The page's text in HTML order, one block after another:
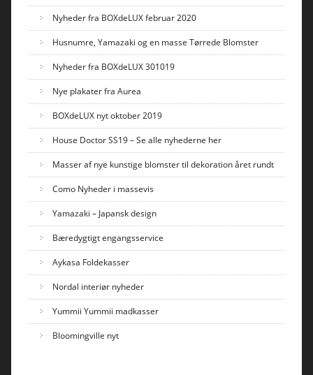
Nyheder fra BOXdeLUX februar 2020
Husnumre, Yamazaki og en masse Tørrede Blomster
Nyheder fra BOXdeLUX 301019
Nye plakater fra Aurea
BOXdeLUX nyt oktober 2019
House Doctor SS19 – Se alle nyhederne her
Masser af nye kunstige blomster til dekoration året rundt
Como Nyheder i massevis
Yamazaki – Japansk design
Bæredygtigt engangsservice
Aykasa Foldekasser
Nordal interiør nyheder
Yummii Yummii madkasser
Bloomingville nyt